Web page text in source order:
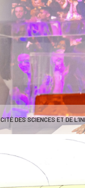
CITÉ DES SCIENCES ET DE